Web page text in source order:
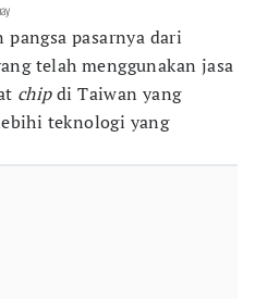
pasarnya dari
telah menggunakan jasa
chipdi Taiwan yang
teknologi yang